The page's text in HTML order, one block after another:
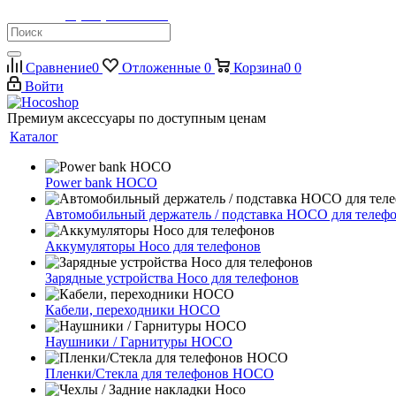
Сравнение0 Отложенные 0 Корзина0 0
Войти
Премиум аксессуары по доступным ценам
Каталог
Power bank HOCO
Автомобильный держатель / подставка HOCO для
Аккумуляторы Hoco для телефонов
Зарядные устройства Hoco для телефонов
Кабели, переходники HOCO
Наушники / Гарнитуры HOCO
Пленки/Стекла для телефонов HOCO